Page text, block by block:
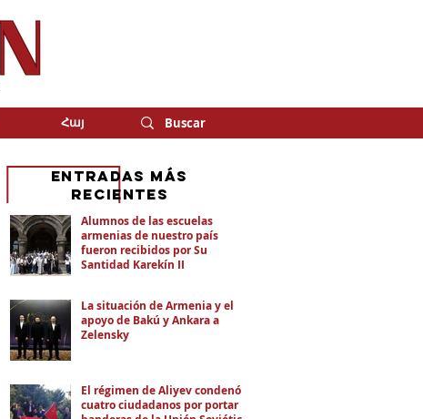
Հայ
Alumnos de las escuelas
armenias de nuestro país
fueron recibidos por Su
Santidad Karekín II
La situación de Armenia y el
apoyo de Bakú y Ankara a
Zelensky
El régimen de Aliyev condenó a
cuatro ciudadanos por portar
eNTRADAS MÁS
RECIENTES